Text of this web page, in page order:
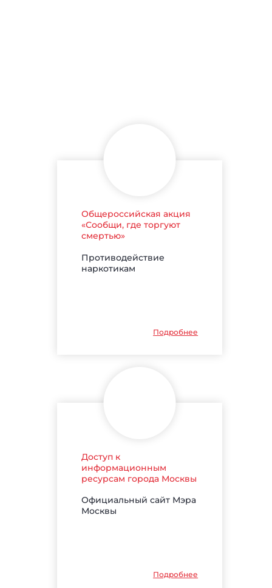
Общероссийская акция
«Сообщи, где торгуют
смертью»
Противодействие
наркотикам
Подробнее
Доступ к
информационным
ресурсам города Москвы
Официальный сайт Мэра
Москвы
Подробнее